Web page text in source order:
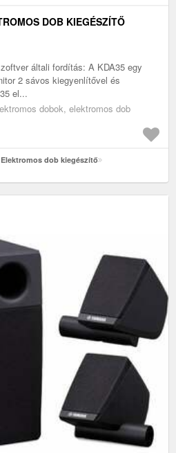
DOB KIEGÉSZÍTŐ
általi fordítás: A KDA35 egy
2 sávos kiegyenlítővel és
el...
dobok, elektromos dob
dob kiegészítő